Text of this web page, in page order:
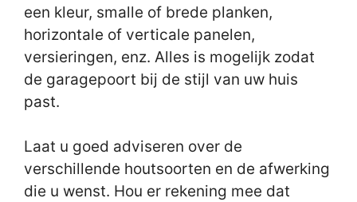
een kleur, smalle of brede planken,
horizontale of verticale panelen,
versieringen, enz. Alles is mogelijk zodat
de garagepoort bij de stijl van uw huis
past.
Laat u goed adviseren over de
verschillende houtsoorten en de afwerking
die u wenst. Hou er rekening mee dat